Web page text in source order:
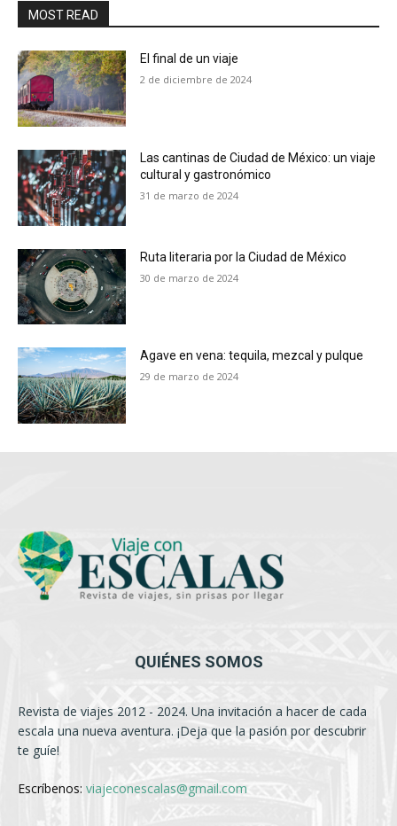
MOST READ
El final de un viaje
2 de diciembre de 2024
Las cantinas de Ciudad de México: un viaje
cultural y gastronómico
31 de marzo de 2024
Ruta literaria por la Ciudad de México
30 de marzo de 2024
Agave en vena: tequila, mezcal y pulque
29 de marzo de 2024
QUIÉNES SOMOS
Revista de viajes 2012 - 2024. Una invitación a hacer de cada
escala una nueva aventura. ¡Deja que la pasión por descubrir
te guíe!
Escríbenos: viajeconescalas@gmail.com